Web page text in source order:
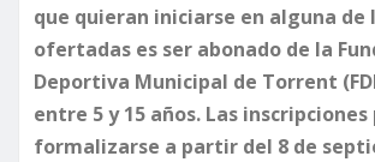
que quieran iniciarse en alguna de
ofertadas es ser abonado de la
Deportiva Municipal de Torrent
entre 5 y 15 años. Las inscripciones
formalizarse a partir del 8 de